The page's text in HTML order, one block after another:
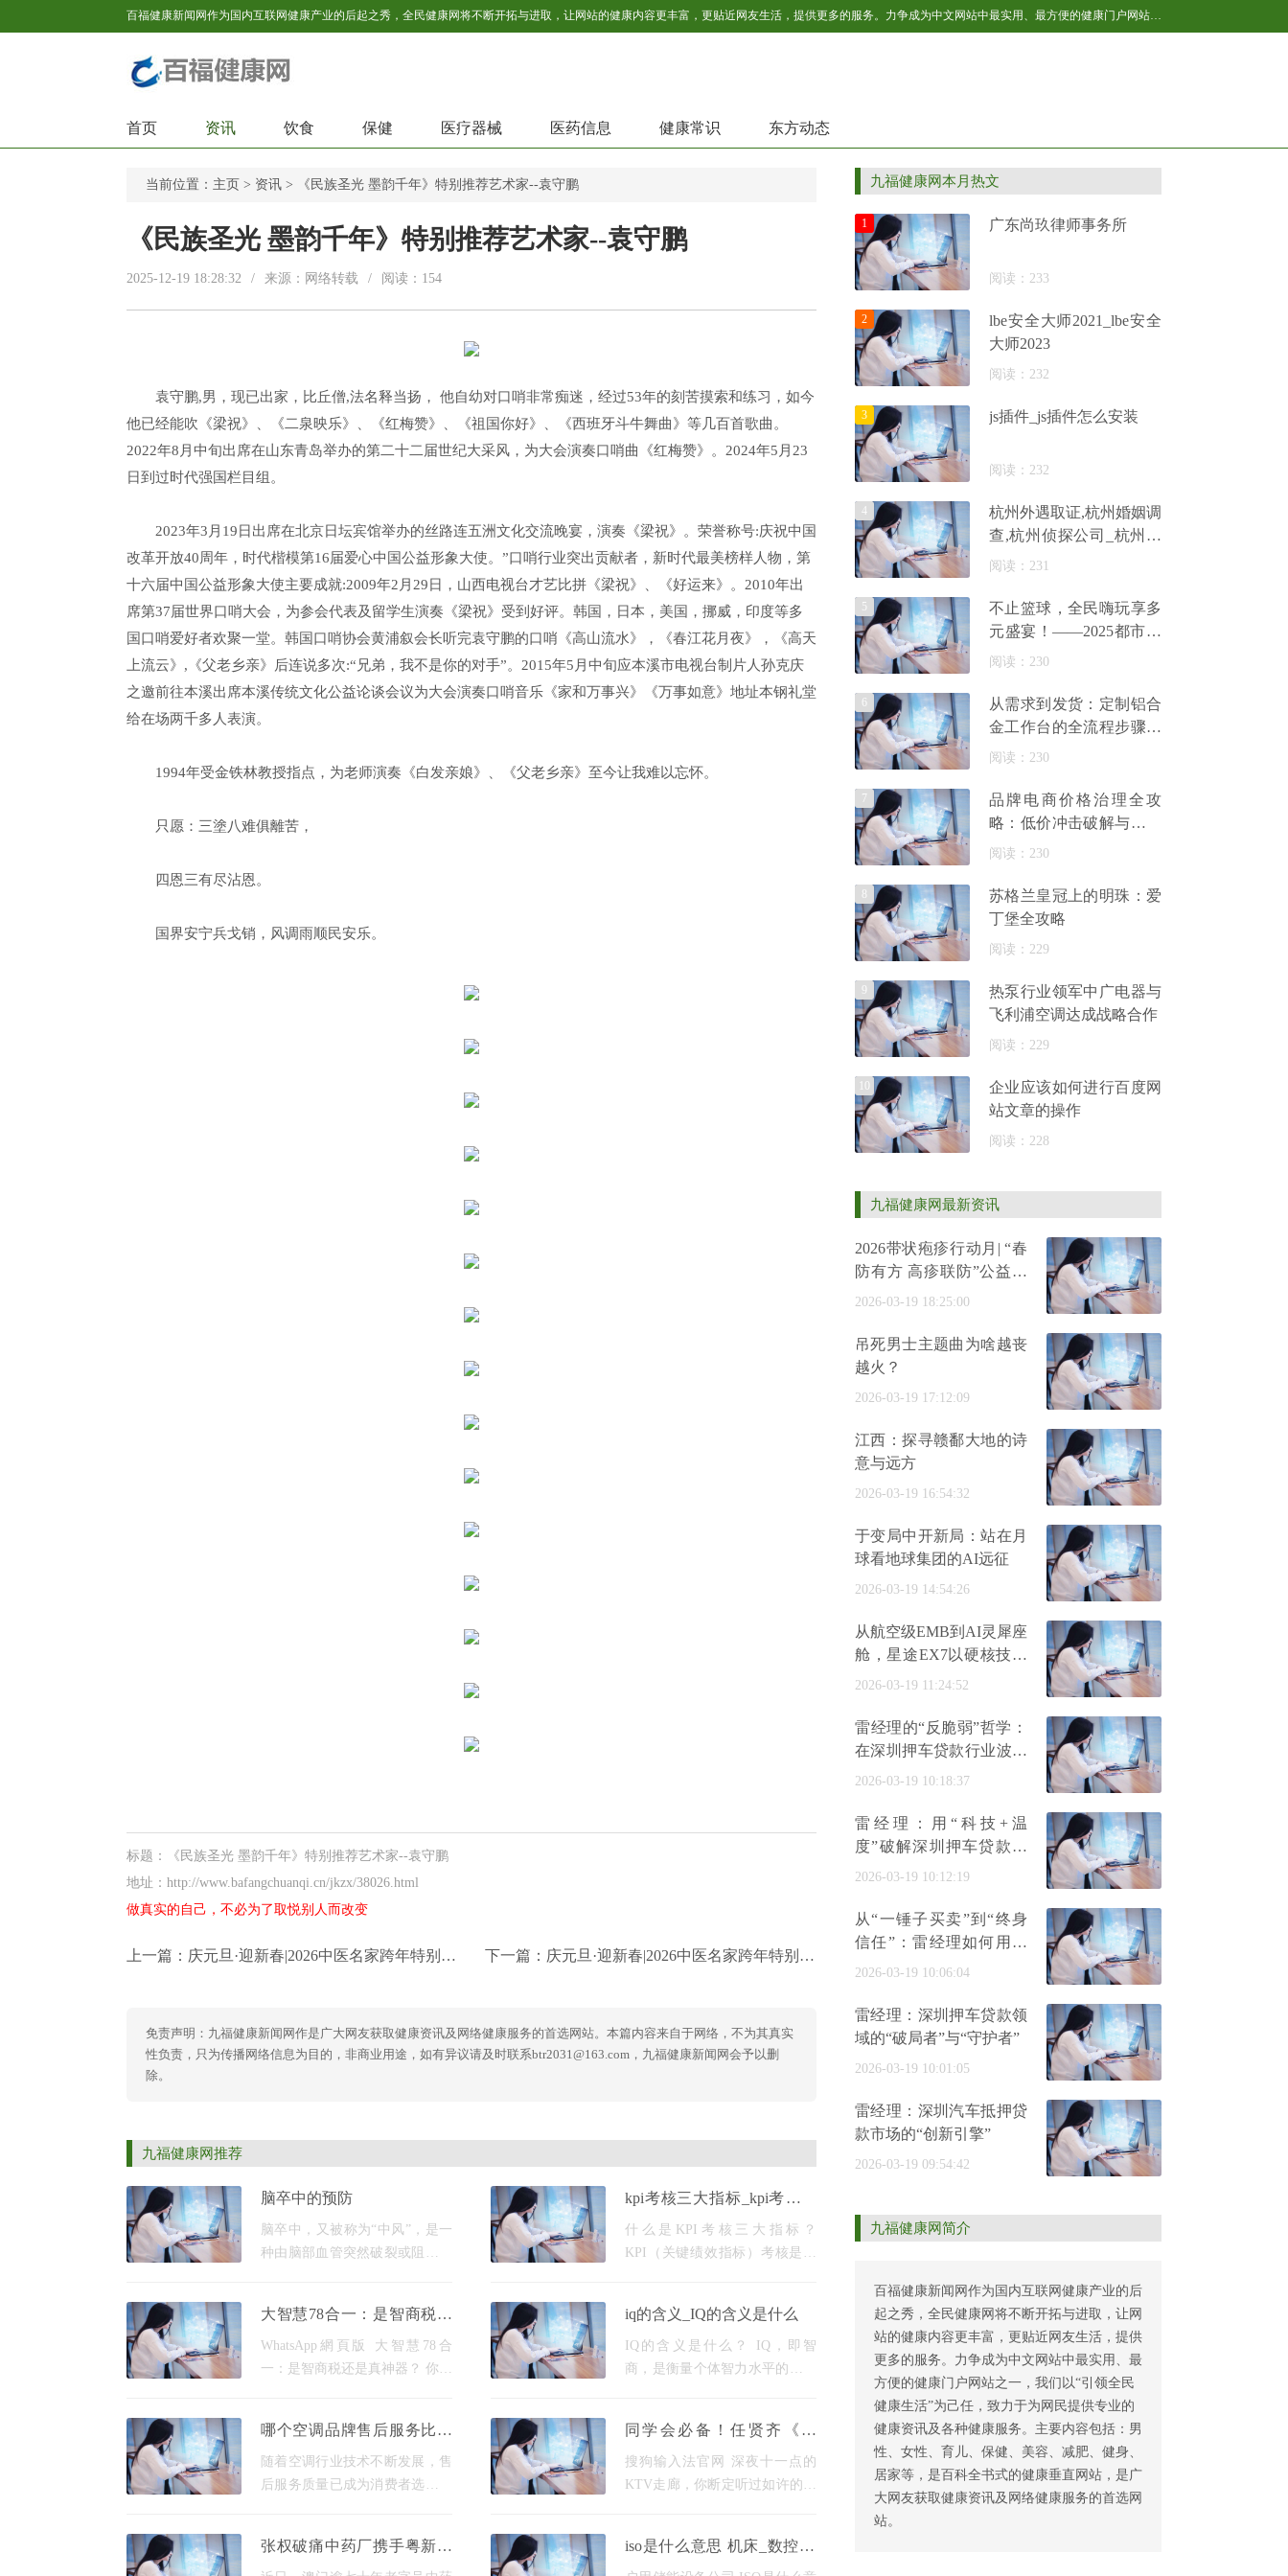
百福健康新闻网作为国内互联网健康产业的后起之秀，全民健康网将不断开拓与进取，让网站的健康内容更丰富，更贴近网友生活，提供更多的服务。力争成为中文网站中最实用、最方便的健康门户网站之一，我们以“引领全民健康生活”为己任，致力于为网民提供专业的健康资讯及各种健康服务。主要内容包括：男性、女性、育儿、保健、美容、减肥、健身、居家等，是百科全书式的健康垂直网站，是广大网友获取健康资讯及网络健康服务的首选网站。
首页 资讯 饮食 保健 医疗器械 医药信息 健康常识 东方动态
当前位置： 主页 > 资讯 > 《民族圣光 墨韵千年》特别推荐艺术家--袁守鹏
《民族圣光 墨韵千年》特别推荐艺术家--袁守鹏
2025-12-19 18:28:32 / 来源：网络转载 / 阅读： 154
袁守鹏,男，现已出家，比丘僧,法名释当扬， 他自幼对口哨非常痴迷，经过53年的刻苦摸索和练习，如今
他已经能吹《梁祝》、《二泉映乐》、《红梅赞》、《祖国你好》、《西班牙斗牛舞曲》等几百首歌曲。
2022年8月中旬出席在山东青岛举办的第二十二届世纪大采风，为大会演奏口哨曲《红梅赞》。2024年5月23
日到过时代强国栏目组。
2023年3月19日出席在北京日坛宾馆举办的丝路连五洲文化交流晚宴，演奏《梁祝》。荣誉称号:庆祝中国
改革开放40周年，时代楷模第16届爱心中国公益形象大使。”口哨行业突出贡献者，新时代最美榜样人物，第
十六届中国公益形象大使主要成就:2009年2月29日，山西电视台才艺比拼《梁祝》、《好运来》。2010年出
席第37届世界口哨大会，为参会代表及留学生演奏《梁祝》受到好评。韩国，日本，美国，挪威，印度等多
国口哨爱好者欢聚一堂。韩国口哨协会黄浦叙会长听完袁守鹏的口哨《高山流水》，《春江花月夜》，《高天
上流云》,《父老乡亲》后连说多次:“兄弟，我不是你的对手”。2015年5月中旬应本溪市电视台制片人孙克庆
之邀前往本溪出席本溪传统文化公益论谈会议为大会演奏口哨音乐《家和万事兴》《万事如意》地址本钢礼堂
给在场两千多人表演。
1994年受金铁林教授指点，为老师演奏《白发亲娘》、《父老乡亲》至今让我难以忘怀。
只愿：三塗八难俱離苦，
四恩三有尽沾恩。
国界安宁兵戈销，风调雨顺民安乐。
标题：《民族圣光 墨韵千年》特别推荐艺术家--袁守鹏
地址：http://www.bafangchuanqi.cn/jkzx/38026.html
做真实的自己，不必为了取悦别人而改变
上一篇： 庆元旦·迎新春|2026中医名家跨年特别报道——贾学铭教授 下一篇： 庆元旦·迎新春|2026中医名家跨年特别报道——王继本
免责声明：九福健康新闻网作是广大网友获取健康资讯及网络健康服务的首选网站。本篇内容来自于网络，不为其真实
性负责，只为传播网络信息为目的，非商业用途，如有异议请及时联系btr2031@163.com，九福健康新闻网会予以删
除。
九福健康网推荐
脑卒中的预防
脑卒中，又被称为“中风”，是一
种由脑部血管突然破裂或阻塞导
性不容忽视，一旦发病，可能导
致瘫痪、失语、认知障
kpi考核三大指标_kpi考核三
大指标是啥
什么是KPI考核三大指标？
KPI（关键绩效指标）考核是一
人的工作绩效。KPI考核三大指
标是一种常见的KPI考核方法，
它包括
大智慧78合一：是智商税还
是真神器？
WhatsApp網頁版 大智慧78合
一：是智商税还是真神器？ 你有
果被各种“超级学习法”、“十天掌
握XXX”搞得眼花缭乱？这时
iq的含义_IQ的含义是什么
IQ的含义是什么？ IQ，即智
商，是衡量个体智力水平的一种
在理解、推理、解决问题等智力
活动方面的能力水平。那么，
哪个空调品牌售后服务比较
好？对比评测榜单
随着空调行业技术不断发展，售
后服务质量已成为消费者选购空
安装不规范和维修响应延迟依然
同学会必备！任贤齐《兄
弟》为何总让人破音又破
防？
搜狗输入法官网 深夜十一点的
KTV走廊，你断定听过如许的嘶
瓶碰撞声。为什么这首2002年发
张权破痛中药厂携手粤新链
共推澳门经典中医药品牌全
iso是什么意思 机床_数控iso
是什么
九福健康网本月热文
广东尚玖律师事务所
阅读：233
1
lbe安全大师2021_lbe安全
大师2023
阅读：232
2
js插件_js插件怎么安装
阅读：232
3
杭州外遇取证,杭州婚姻调
查,杭州侦探公司_杭州侦
探调查事务所
阅读：231
4
不止篮球，全民嗨玩享多
元盛宴！——2025都市运
动嘉年华常州站燃情启
阅读：230
5
从需求到发货：定制铝合
金工作台的全流程步骤解
析_佰斯特POUSTO
阅读：230
6
品牌电商价格治理全攻
略：低价冲击破解与长效
管控策略
阅读：230
7
苏格兰皇冠上的明珠：爱
丁堡全攻略
阅读：229
热泵行业领军中广电器与
飞利浦空调达成战略合作
阅读：229
9
企业应该如何进行百度网
站文章的操作
阅读：228
九福健康网最新资讯
2026带状疱疹行动月| “春
防有方 高疹联防”公益科
普活动在天坛正式启幕
2026-03-19 18:25:00
吊死男士主题曲为啥越丧
越火？
2026-03-19 17:12:09
江西：探寻赣鄱大地的诗
意与远方
2026-03-19 16:54:32
于变局中开新局：站在月
球看地球集团的AI远征
2026-03-19 14:54:26
从航空级EMB到AI灵犀座
舱，星途EX7以硬核技术
开启盲订
2026-03-19 11:24:52
雷经理的“反脆弱”哲学：
在深圳押车贷款行业波动
中与客户共成长
2026-03-19 10:18:37
雷经理：用“科技+温
度”破解深圳押车贷款三
大痛点
2026-03-19 10:12:19
从“一锤子买卖”到“终身
信任”：雷经理如何用深
圳押车贷款服务重构行业
2026-03-19 10:06:04
雷经理：深圳押车贷款领
域的“破局者”与“守护者”
2026-03-19 10:01:05
雷经理：深圳汽车抵押贷
款市场的“创新引擎”
2026-03-19 09:54:42
九福健康网简介
百福健康新闻网作为国内互联网健康产业的后
起之秀，全民健康网将不断开拓与进取，让网
站的健康内容更丰富，更贴近网友生活，提供
更多的服务。力争成为中文网站中最实用、最
方便的健康门户网站之一，我们以“引领全民
健康生活”为己任，致力于为网民提供专业的
健康资讯及各种健康服务。主要内容包括：男
性、女性、育儿、保健、美容、减肥、健身、
居家等，是百科全书式的健康垂直网站，是广
大网友获取健康资讯及网络健康服务的首选网
站。